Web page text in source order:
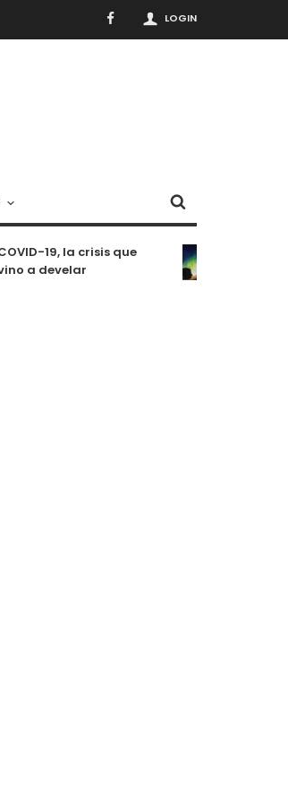
LOGIN
19, la crisis que
a develar